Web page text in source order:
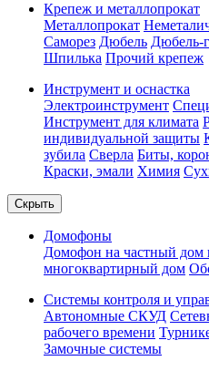
Крепеж и металлопрокат
Металлопрокат
Саморез Дюбель Дюбель-
Шпилька Прочий крепеж
Инструмент и оснастка
Электроинструмент
Инструмент для климата
индивидуальной защиты
зубила Сверла Биты,
Краски, эмали Химия
Скрыть
Домофоны
Домофон на частный дом
многоквартирный дом
Системы контроля и
Автономные СКУД
рабочего времени
Замочные системы